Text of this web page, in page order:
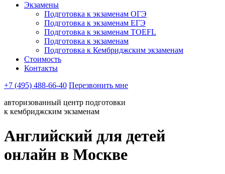
Экзамены
Подготовка к экзаменам ОГЭ
Подготовка к экзаменам ЕГЭ
Подготовка к экзаменам TOEFL
Подготовка к экзаменам
Подготовка к Кембриджским экзаменам
Стоимость
Контакты
+7 (495) 488-66-40 Перезвонить мне
авторизованный центр подготовки
к кембриджским экзаменам
Английский для детей
онлайн в Москве